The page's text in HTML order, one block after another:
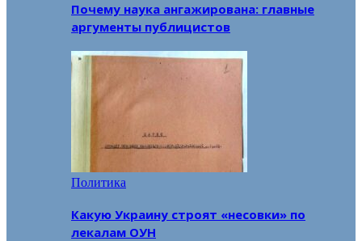
Почему наука ангажирована: главные
аргументы публицистов
Политика
Какую Украину строят «несовки» по
лекалам ОУН